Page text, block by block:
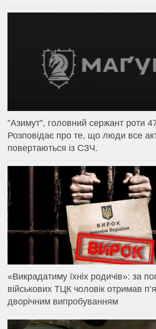
⁨”Азимут”, головний сержант роти
Розповідає про те, що люди все
повертаються із СЗЧ.
«Викрадатиму їхніх родичів»: за
військових ТЦК чоловік отримав
дворічним випробуванням